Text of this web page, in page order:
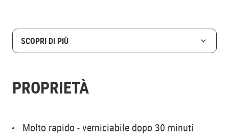
SCOPRI DI PIÙ
PROPRIETÀ
Molto rapido - verniciabile dopo 30 minuti